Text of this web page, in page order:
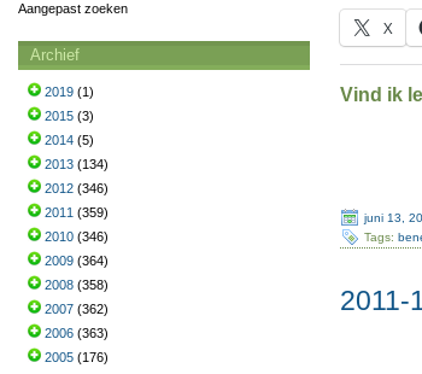
X
Vind ik
juni 13,
Tags:
2011-
Aangepast zoeken
Archief
2019 (1)
2015 (3)
2014 (5)
2013 (134)
2012 (346)
2011 (359)
2010 (346)
2009 (364)
2008 (358)
2007 (362)
2006 (363)
2005 (176)